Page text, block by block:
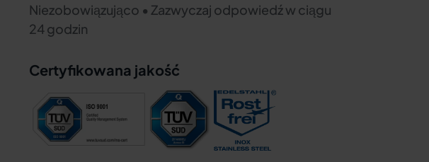
Niezobowiązująco • Zazwyczaj odpowiedź w ciągu
24 godzin
Certyfikowana jakość